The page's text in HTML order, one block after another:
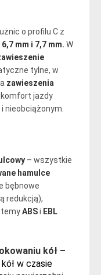
o profilu C z
6,7 mm i 7,7 mm. W
tylne, w
zawieszenia
jazdy
nieobciążonym.
– wszystkie
hamulce
bębnowe
redukcją),
ABSi EBL
kół –
w czasie